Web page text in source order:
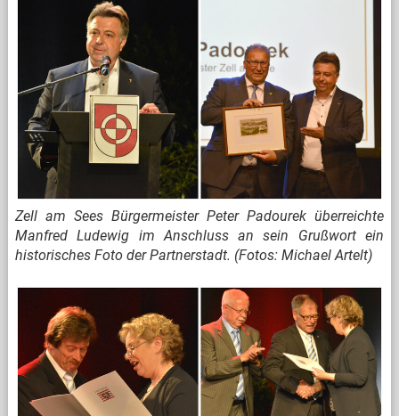
Zell am Sees Bürgermeister Peter Padourek überreichte
Manfred Ludewig im Anschluss an sein Grußwort ein
historisches Foto der Partnerstadt. (Fotos: Michael Artelt)